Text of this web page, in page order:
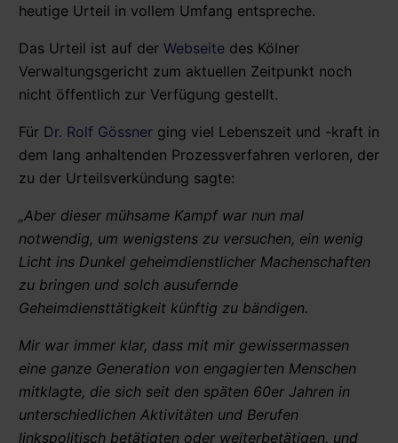
heutige Urteil in vollem Umfang entspreche.
Das Urteil ist auf der Webseite des Kölner
Verwaltungsgericht zum aktuellen Zeitpunkt noch
nicht öffentlich zur Verfügung gestellt.
Für Dr. Rolf Gössner ging viel Lebenszeit und -kraft in
dem lang anhaltenden Prozessverfahren verloren, der
zu der Urteilsverkündung sagte:
„Aber dieser mühsame Kampf war nun mal
notwendig, um wenigstens zu versuchen, ein wenig
Licht ins Dunkel geheimdienstlicher Machenschaften
zu bringen und solch ausufernde
Geheimdiensttätigkeit künftig zu bändigen.
Mir war immer klar, dass mit mir gewissermassen
eine ganze Generation von engagierten Menschen
mitklagte, die sich seit den späten 60er Jahren in
unterschiedlichen Aktivitäten und Berufen
linkspolitisch betätigten oder weiterbetätigen, und